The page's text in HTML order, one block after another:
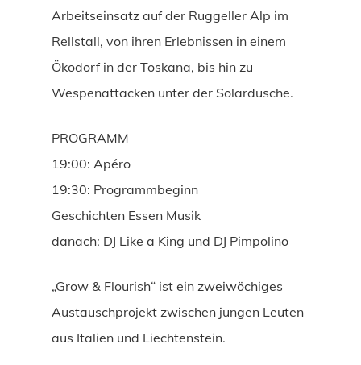
Arbeitseinsatz auf der Ruggeller Alp im
Rellstall, von ihren Erlebnissen in einem
Ökodorf in der Toskana, bis hin zu
Wespenattacken unter der Solardusche.
PROGRAMM
19:00: Apéro
19:30: Programmbeginn
Geschichten Essen Musik
danach: DJ Like a King und DJ Pimpolino
„Grow & Flourish“ ist ein zweiwöchiges
Austauschprojekt zwischen jungen Leuten
aus Italien und Liechtenstein.